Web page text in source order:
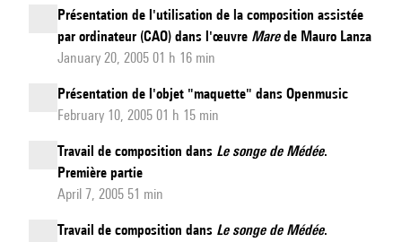
septembre
2011
Strasbourg,
Opéra
national
Rhin.
Présentation de l'utilisation de la composition assistée
par ordinateur (CAO) dans l'œuvre Marede Mauro Lanza
January 20, 2005 01 h 16 min
Présentation de l'objet "maquette" dans Openmusic
February 10, 2005 01 h 15 min
Travail de composition dans Le songe de Médée.
Première partie
April 7, 2005 51 min
Travail de composition dans Le songe de Médée.